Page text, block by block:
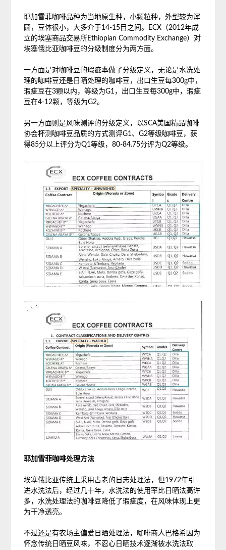
耶加雪菲咖啡品种为当地原生种，小颗粒种，外型较为浑
圆，豆体很小，大多介于14-15目之间。ECX（2012年成
立的埃塞商品交易所Ethiopian Commodity Exchange）对
埃塞俄比亚咖啡豆的分级制度分为两方面。
一方面是对咖啡豆的瑕疵率做了分级定义，无论是水洗处
理的咖啡豆还是日晒处理的咖啡豆，出口生豆每300g中，
瑕疵豆在3颗以内，等级为G1，出口生豆每300g中，瑕疵
豆在4-12颗，等级为G2。
另一方面则是风味测评的分级定义，以SCA美国精品咖啡
协会杯测咖啡豆品质的方式测评G1、G2等级咖啡豆，获
得85分以上评分为Q1等级，80-84.75分评为Q2等级。
耶加雪菲咖啡处理方法
埃塞俄比亚传统上采用古老的日志处理法，但1972年引
进水洗法后，经过几十年，水洗法的使用率比日晒法高许
多，水洗处理法的咖啡豆降低了瑕疵度，在风味体现上更
为干净透亮。
不过还是有农场主偏爱日晒处理法，咖啡商人巴格希因为
怀念传统日晒豆风味，不忍心日晒技术逐渐被水洗法取